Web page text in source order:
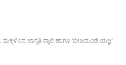
ಜಾಗೃತಿ ರ‍್ಯಾಲಿ ಹಾಗೂ ‘ಬೀಜದುಂಡೆ ಯಜ್ಞ’